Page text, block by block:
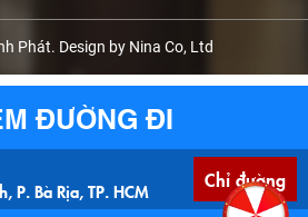
Phát. Design by Nina Co, Ltd
ĐƯỜNG ĐI
P. Bà Rịa, TP. HCM Chỉ đường